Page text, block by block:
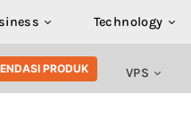
Technology
PRODUK VPS